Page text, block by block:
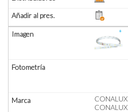
CONALUX
CONALUX